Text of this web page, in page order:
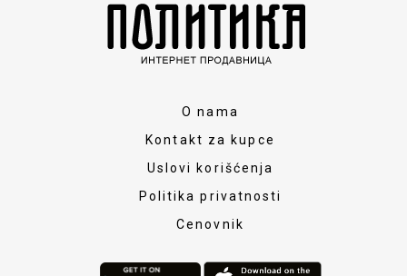
O nama
Kontakt za kupce
Uslovi korišćenja
Politika privatnosti
Cenovnik